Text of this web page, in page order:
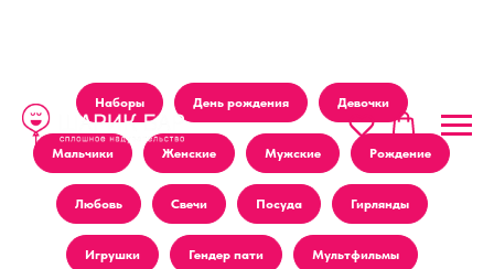
Наборы День рождения Девочки
Мальчики Женские Мужские Рождение
Любовь Свечи Посуда Гирлянды
Игрушки Гендер пати Мультфильмы